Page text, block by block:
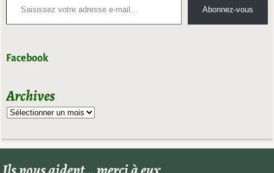
Abonnez-vous
Facebook
Archives